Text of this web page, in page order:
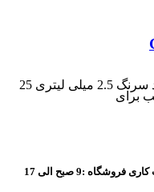
ژل اسید اچ Gluma_kulzer %35: دو عدد سرنگ 2.5 میلی لیتری 25
شفامارکت همراه زندگی حرفه ای شما - ساعت کاری فروشگاه :9 صبح الی 17